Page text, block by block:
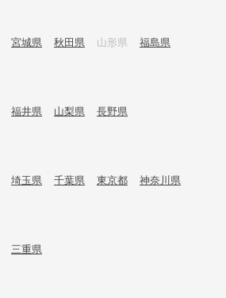
宮城県 秋田県 山形県 福島県
福井県 山梨県 長野県
埼玉県 千葉県 東京都 神奈川県
三重県